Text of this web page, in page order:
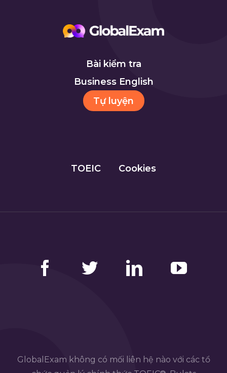
Bài kiểm tra
Business English
Tự luyện
TOEIC Cookies
GlobalExam không có mối liên hệ nào với các tổ